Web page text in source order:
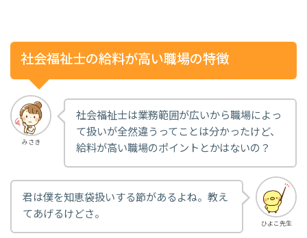
社会福祉士の給料が高い職場の特徴
みさき
社会福祉士は業務範囲が広いから職場によっ
て扱いが全然違うってことは分かったけど、
給料が高い職場のポイントとかはないの？
ひよこ先生
君は僕を知恵袋扱いする節があるよね。教え
てあげるけどさ。